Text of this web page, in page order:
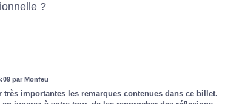
?
par Monfeu
très importantes les remarques contenues dans ce billet.